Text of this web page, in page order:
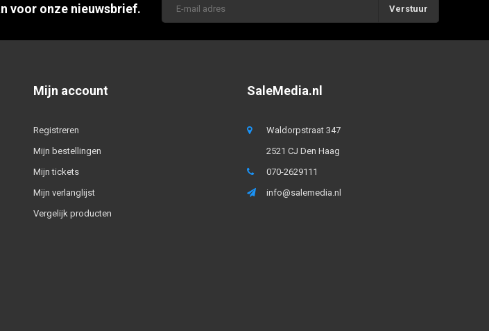
voor onze nieuwsbrief. Verstuur
Mijn account
Registreren
Mijn bestellingen
Mijn tickets
Mijn verlanglijst
Vergelijk producten
SaleMedia.nl
Waldorpstraat 347
2521 CJ Den Haag
070-2629111
info@salemedia.nl